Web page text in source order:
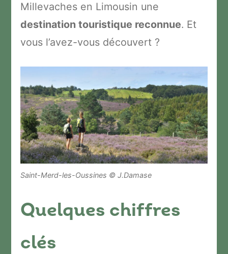
Millevaches en Limousin une
destination touristique reconnue. Et
vous l’avez-vous découvert ?
Saint-Merd-les-Oussines © J.Damase
Quelques chiffres
clés